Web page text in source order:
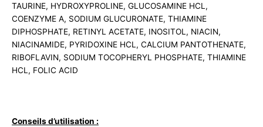
TAURINE, HYDROXYPROLINE, GLUCOSAMINE HCL,
COENZYME A, SODIUM GLUCURONATE, THIAMINE
DIPHOSPHATE, RETINYL ACETATE, INOSITOL, NIACIN,
NIACINAMIDE, PYRIDOXINE HCL, CALCIUM PANTOTHENATE,
RIBOFLAVIN, SODIUM TOCOPHERYL PHOSPHATE, THIAMINE
HCL, FOLIC ACID
Conseils d’utilisation :